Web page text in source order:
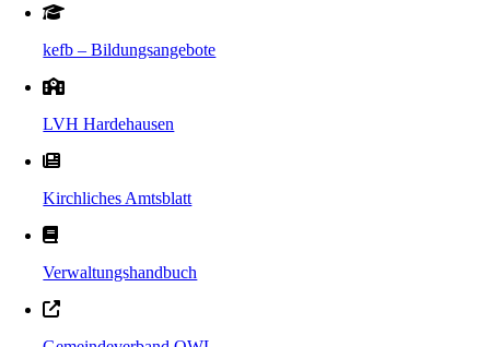
kefb – Bildungsangebote
LVH Hardehausen
Kirchliches Amtsblatt
Verwaltungshandbuch